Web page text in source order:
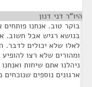
היו"ר דני דנון
בוקר טוב. אנחנו פותחים
בנושא רגיש אבל חשוב.
לאלו שלא יכולים לדבר.
ומהורים שלא רצו
ניהלנו אתם שיחות
ארגונים נוספים שנוכחים